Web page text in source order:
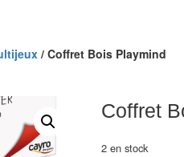
/ Coffret Bois Playmind
Coffret
2 en stock